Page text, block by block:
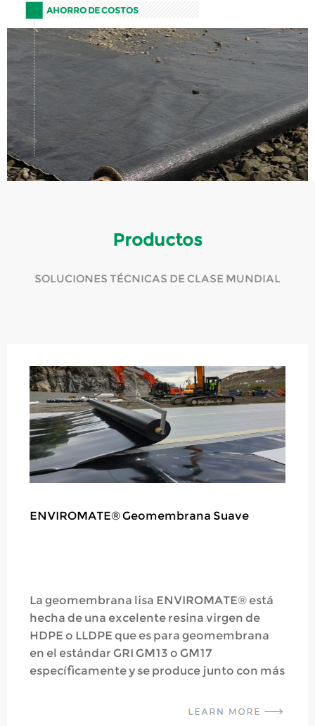
AHORRO DE COSTOS
Productos
SOLUCIONES TÉCNICAS DE CLASE MUNDIAL
PRODEWATERING® Geotubo
Los tubos de geotextil Earthmate
PRODEWATERING® (también denominados
geo-tubos, tubos de deshidratación, tubos
de control de erosión o bolsas de geotextil)
son soluciones rentables para la contención,
la protección de la costa. Por lo general, se